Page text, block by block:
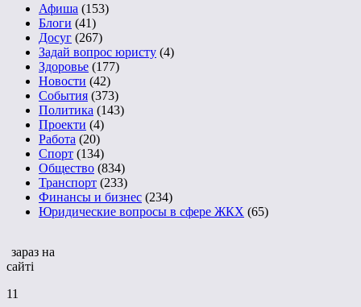
Афиша (153)
Блоги (41)
Досуг (267)
Задай вопрос юристу (4)
Здоровье (177)
Новости (42)
События (373)
Политика (143)
Проекти (4)
Работа (20)
Спорт (134)
Общество (834)
Транспорт (233)
Финансы и бизнес (234)
Юридические вопросы в сфере ЖКХ (65)
зараз на
сайті
11